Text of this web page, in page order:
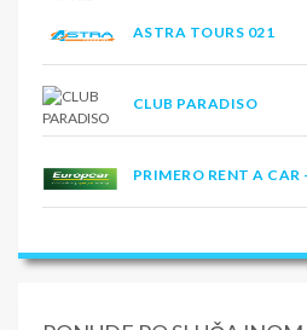
ASTRA TOURS 021
CLUB PARADISO
PRIMERO RENT A CAR